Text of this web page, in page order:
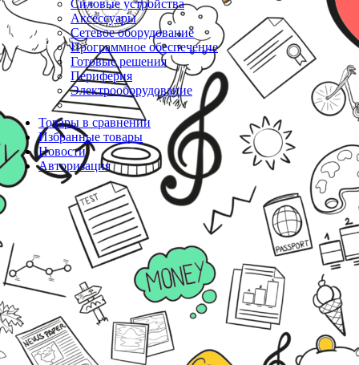
Силовые устройства
Аксессуары
Сетевое оборудование
Программное обеспечение
Готовые решения
Периферия
Электрооборудование
Товары в сравнении
Избранные товары
Новости
Авторизация